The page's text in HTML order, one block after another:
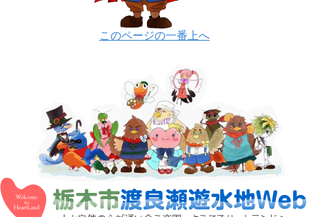
このページの一番上へ